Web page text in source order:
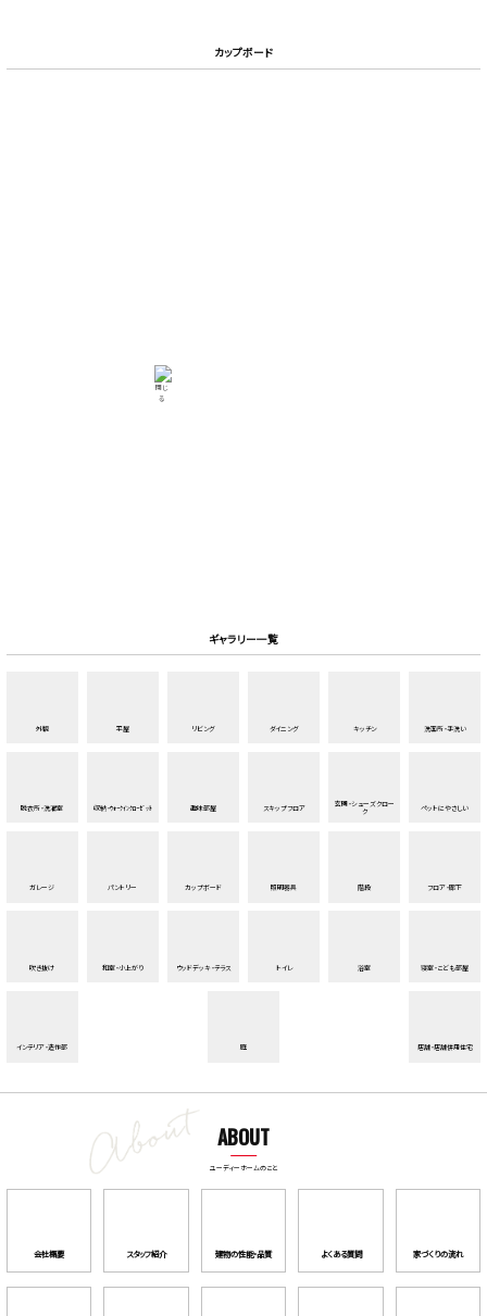
カップボード
ギャラリー一覧
外観 平屋 リビング ダイニング キッチン 洗面所・手洗い
脱衣所・洗濯室 収納・ｳｫｰｸｲﾝｸﾛｰｾﾞｯﾄ 趣味部屋 スキップフロア 玄関・シューズクロー
ク ペットにやさしい
ガレージ パントリー カップボード 照明器具 階段 フロア・廊下
吹き抜け 和室・小上がり ウッドデッキ・テラス トイレ 浴室 寝室・こども部屋
インテリア・造作部 庭 店舗・店舗併用住宅
ABOUT
ユーディーホームのこと
会社概要 スタッフ紹介 建物の性能・品質 よくある質問 家づくりの流れ